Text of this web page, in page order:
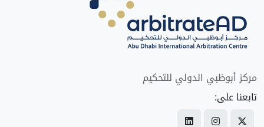
مركز أبوظبي الدولي للتحكيم
تابعنا على: